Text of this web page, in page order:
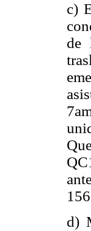
c)
de
d)